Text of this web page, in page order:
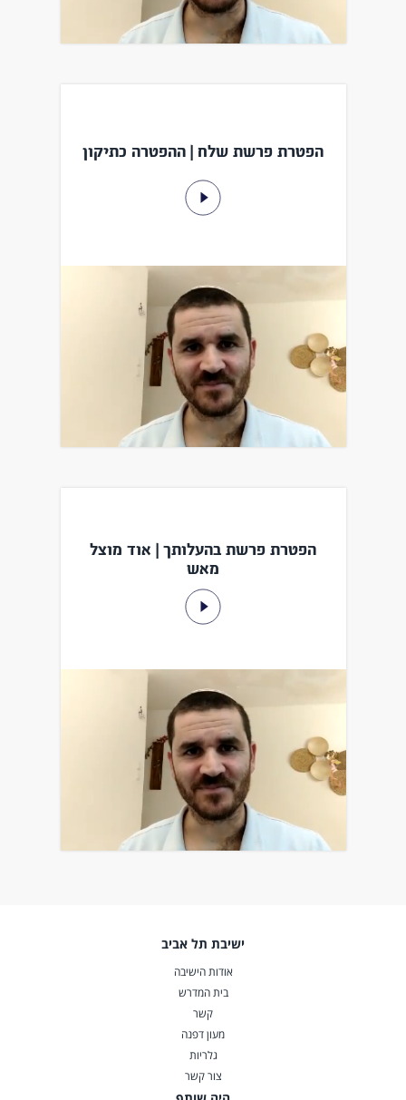
הפטרת פרשת שלח | ההפטרה כתיקון
הפטרת פרשת בהעלותך | אוד מוצל
מאש
ישיבת תל אביב
אודות הישיבה
בית המדרש
קשר
מעון דפנה
גלריות
צור קשר